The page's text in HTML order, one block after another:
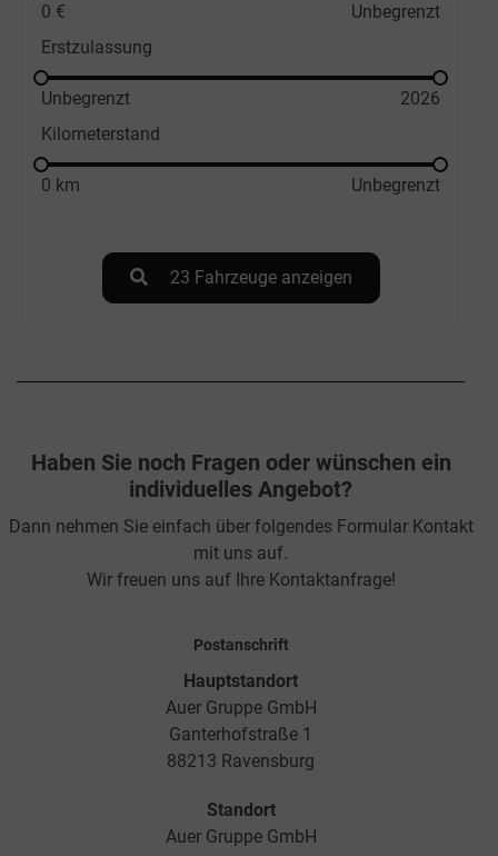
0 €
Unbegrenzt
Erstzulassung
Unbegrenzt
2026
Kilometerstand
0 km Unbegrenzt
23 Fahrzeuge anzeigen
Haben Sie noch Fragen oder wünschen ein
individuelles Angebot?
Dann nehmen Sie einfach über folgendes Formular Kontakt
mit uns auf.
Wir freuen uns auf Ihre Kontaktanfrage!
Postanschrift
Hauptstandort
Auer Gruppe GmbH
Ganterhofstraße 1
88213 Ravensburg
Standort
Auer Gruppe GmbH